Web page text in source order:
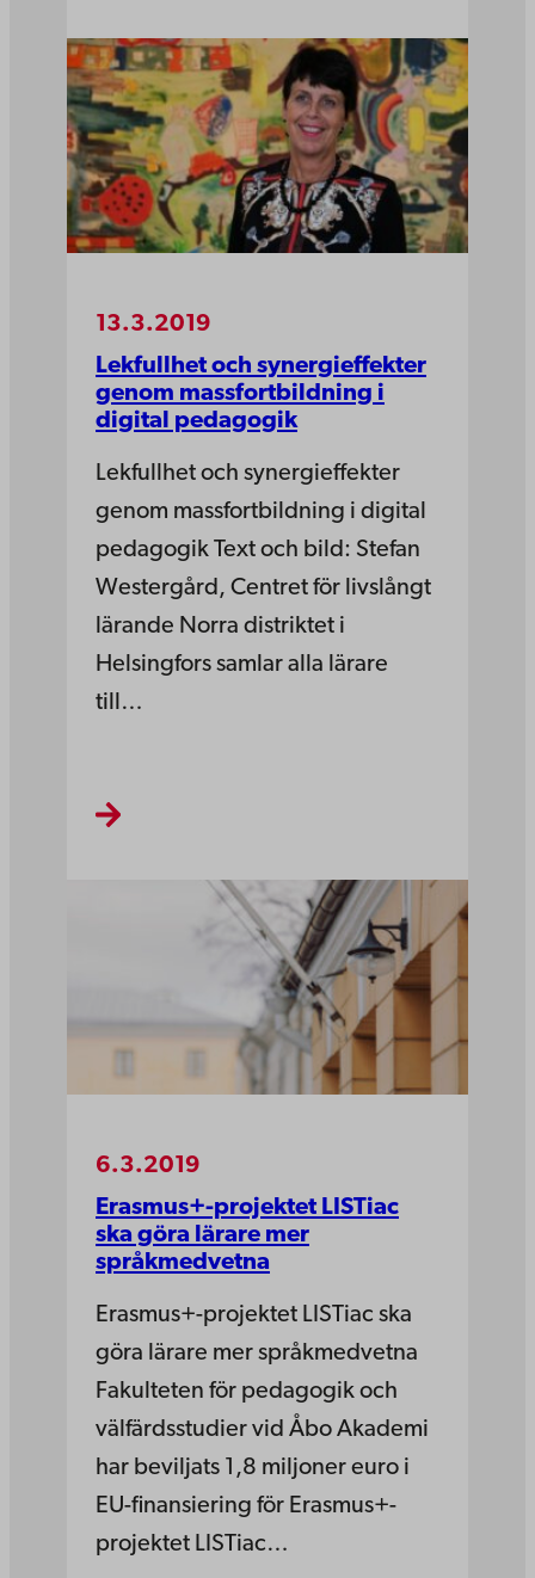
13.3.2019
Lekfullhet och synergieffekter
genom massfortbildning i
digital pedagogik
Lekfullhet och synergieffekter
genom massfortbildning i digital
pedagogik Text och bild: Stefan
Westergård, Centret för livslångt
lärande Norra distriktet i
Helsingfors samlar alla lärare
till…
6.3.2019
Erasmus+-projektet LISTiac
ska göra lärare mer
språkmedvetna
Erasmus+-projektet LISTiac ska
göra lärare mer språkmedvetna
Fakulteten för pedagogik och
välfärdsstudier vid Åbo Akademi
har beviljats 1,8 miljoner euro i
EU-finansiering för Erasmus+-
projektet LISTiac…